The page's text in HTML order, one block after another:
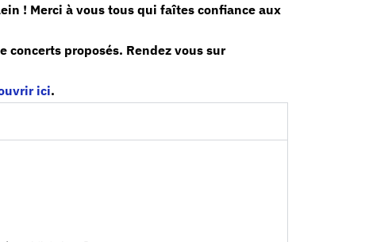
! Merci à vous tous qui faîtes confiance aux
proposés. Rendez vous sur
ici.